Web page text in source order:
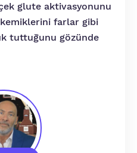
glute aktivasyonunu
farlar gibi
tuttuğunu gözünde